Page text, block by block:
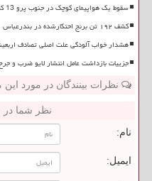
سقوط یک هواپیمای کوچک در جنوب پرو 13 کشته بر جای گذاشت
کشف ۱۹۲ تن برنج احتکارشده در بندرعباس
هشدار خواب آلودگی علت اصلی تصادف
جزییات بازداشت عامل انتشار لایو ضرب و
نظرات بینندگان در مورد
نظر شما در
نام:
ایمیل: